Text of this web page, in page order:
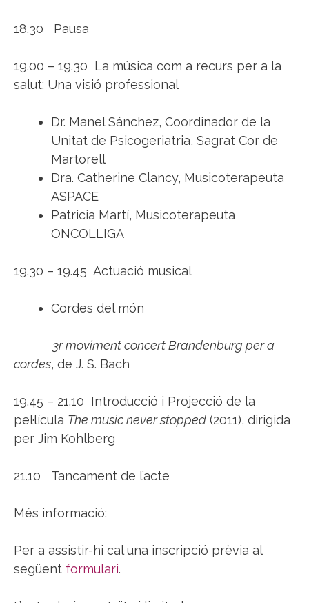
18.30 Pausa
19.00 – 19.30 La música com a recurs per a la
salut: Una visió professional
Dr. Manel Sánchez, Coordinador de la
Unitat de Psicogeriatria, Sagrat Cor de
Martorell
Dra. Catherine Clancy, Musicoterapeuta
ASPACE
Patricia Martí, Musicoterapeuta
ONCOLLIGA
19.30 – 19.45 Actuació musical
Cordes del món
3r moviment concert Brandenburg per a
cordes, de J. S. Bach
19.45 – 21.10 Introducció i Projecció de la
pel·lícula The music never stopped (2011), dirigida
per Jim Kohlberg
21.10 Tancament de l’acte
Més informació:
Per a assistir-hi cal una inscripció prèvia al
següent formulari.